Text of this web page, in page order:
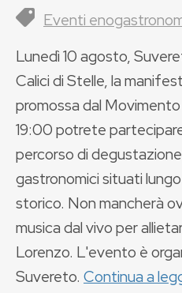
Eventi
Lunedì 10 agosto,
Calici di Stelle, la
promossa dal
19:00 potrete
percorso di
gastronomici situati
storico. Non mancherà
musica dal vivo per
Lorenzo. L'evento è
Suvereto. Continua a